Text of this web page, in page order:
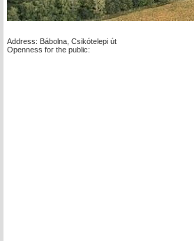
Address: Bábolna, Csikótelepi út
Openness for the public: